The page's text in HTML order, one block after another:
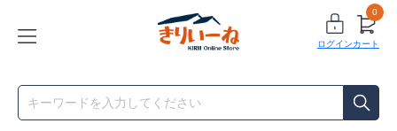
ログイン
0
カート